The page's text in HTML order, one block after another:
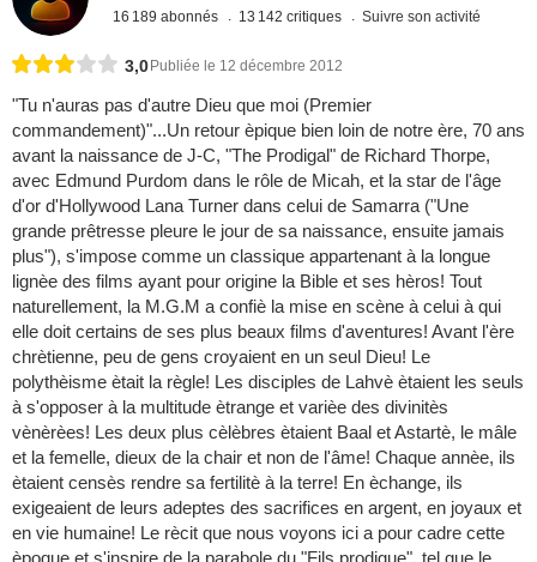
16 189 abonnés 13 142 critiques Suivre son activité
3,0 Publiée le 12 décembre 2012
"Tu n'auras pas d'autre Dieu que moi (Premier
commandement)"...Un retour èpique bien loin de notre ère, 70 ans
avant la naissance de J-C, "The Prodigal" de Richard Thorpe,
avec Edmund Purdom dans le rôle de Micah, et la star de l'âge
d'or d'Hollywood Lana Turner dans celui de Samarra ("Une
grande prêtresse pleure le jour de sa naissance, ensuite jamais
plus"), s'impose comme un classique appartenant à la longue
lignèe des films ayant pour origine la Bible et ses hèros! Tout
naturellement, la M.G.M a confiè la mise en scène à celui à qui
elle doit certains de ses plus beaux films d'aventures! Avant l'ère
chrètienne, peu de gens croyaient en un seul Dieu! Le
polythèisme ètait la règle! Les disciples de Lahvè ètaient les seuls
à s'opposer à la multitude ètrange et varièe des divinitès
vènèrèes! Les deux plus cèlèbres ètaient Baal et Astartè, le mâle
et la femelle, dieux de la chair et non de l'âme! Chaque annèe, ils
ètaient censès rendre sa fertilitè à la terre! En èchange, ils
exigeaient de leurs adeptes des sacrifices en argent, en joyaux et
en vie humaine! Le rècit que nous voyons ici a pour cadre cette